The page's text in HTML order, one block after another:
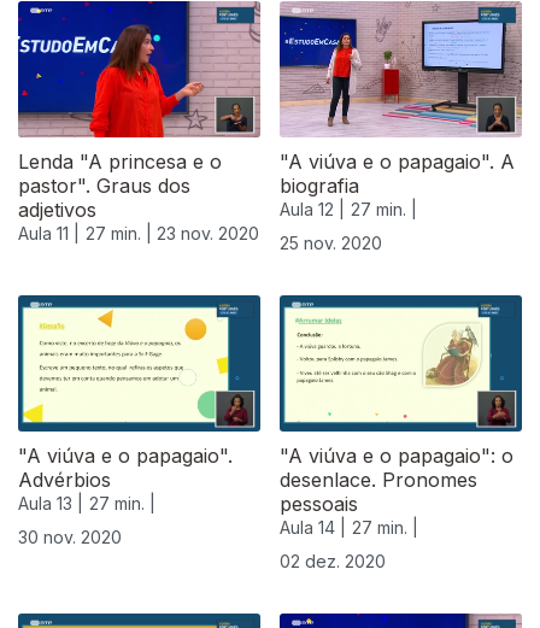
Lenda "A princesa e o
pastor". Graus dos
adjetivos
Aula 11 | 27 min. | 23 nov. 2020
"A viúva e o papagaio". A
biografia
Aula 12 |
27 min. |
25 nov. 2020
508177
"A viúva e o papagaio".
Advérbios
Aula 13 |
27 min. |
30 nov. 2020
"A viúva e o papagaio": o
desenlace. Pronomes
pessoais
Aula 14 |
27 min. |
02 dez. 2020